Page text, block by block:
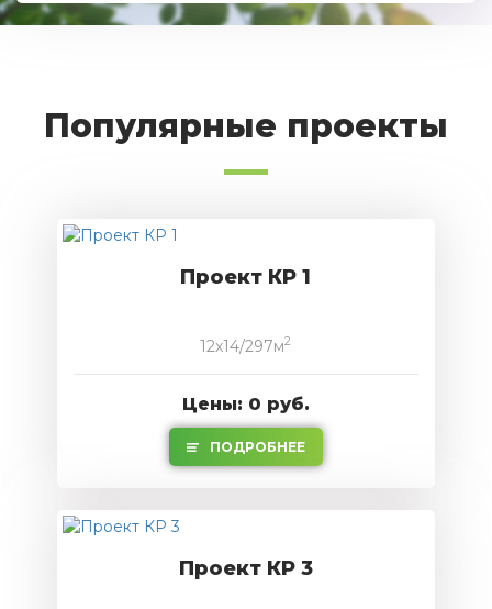
Популярные проекты
Проект КР 1
12x14/297м2
Цены: 0 руб.
ПОДРОБНЕЕ
Проект КР 3